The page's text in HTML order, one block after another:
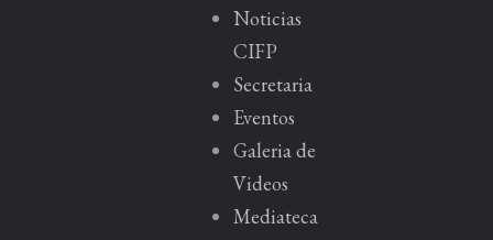
Noticias
CIFP
Secretaria
Eventos
Galeria de
Videos
Mediateca